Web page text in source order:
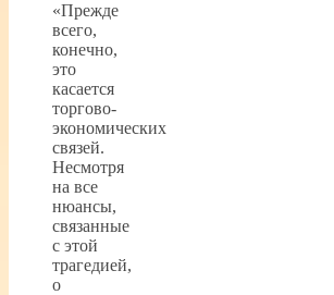
«Прежде
всего,
конечно,
это
касается
торгово-
экономических
связей.
Несмотря
на все
нюансы,
связанные
с этой
трагедией,
о